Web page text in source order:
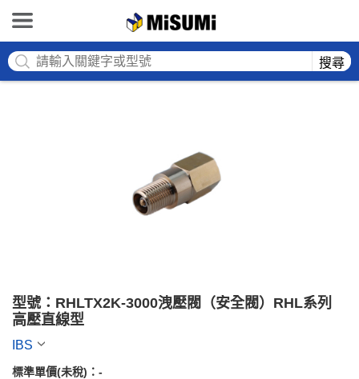
搜尋
型號：RHLTX2K-3000洩壓閥（安全閥）RHL系列
高壓直線型
IBS
標準單價(未稅)： -